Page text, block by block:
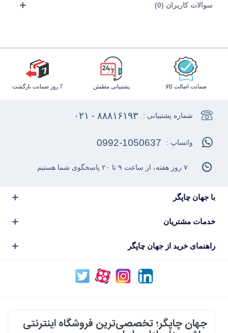
سوالات کاربران (0)
ضمانت اصالت کالا پشتیبانی مطمئن 7 روز ضمانت بازگشت
با جهان چاپگر
خدمات مشتریان
راهنمای خرید از جهان چاپگر
شماره پشتیبانی : ۸۸۸۱۶۱۹۳ - ۰۲۱
واتساپ : 0992-1050637
۷ روز هفته، از ساعت ۹ تا ۲۰ پاسخگوی شما هستیم
جهان چاپگر؛ تخصصی‌ترین فروشگاه اینترنتی